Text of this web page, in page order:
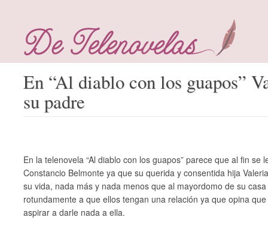
En “Al diablo con los guapos”
su padre
En la telenovela “Al diablo con los guapos” parece que al fin se
Constancio Belmonte ya que su querida y consentida hija
su vida, nada más y nada menos que al mayordomo de su
rotundamente a que ellos tengan una relación ya que opina
aspirar a darle nada a ella.